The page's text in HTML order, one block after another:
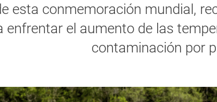
esta conmemoración mundial,
enfrentar el aumento de las
contaminación por